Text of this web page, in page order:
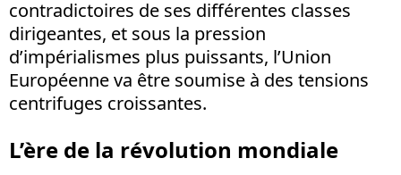
contradictoires de ses différentes classes
dirigeantes, et sous la pression
d’impérialismes plus puissants, l’Union
Européenne va être soumise à des tensions
centrifuges croissantes.
L’ère de la révolution mondiale